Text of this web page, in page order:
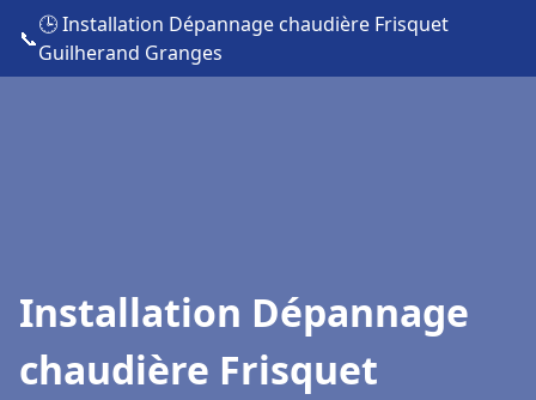
📞
🕒 Installation Dépannage chaudière Frisquet
Guilherand Granges
Installation Dépannage
chaudière Frisquet